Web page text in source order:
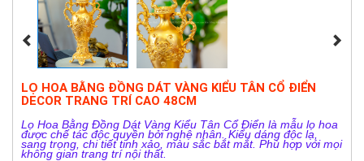
LỌ HOA BẰNG ĐỒNG DÁT VÀNG KIỂU TÂN CỔ ĐIỂN
DECOR TRANG TRÍ CAO 48CM
Lọ Hoa Bằng Đồng Dát Vàng Kiểu Tân Cổ Điển là mẫu lọ hoa
được chế tác độc quyền bởi nghệ nhân. Kiểu dáng độc lạ,
sang trọng, chi tiết tinh xảo, màu sắc bắt mắt. Phù hợp với mọi
không gian trang trí nội thất.